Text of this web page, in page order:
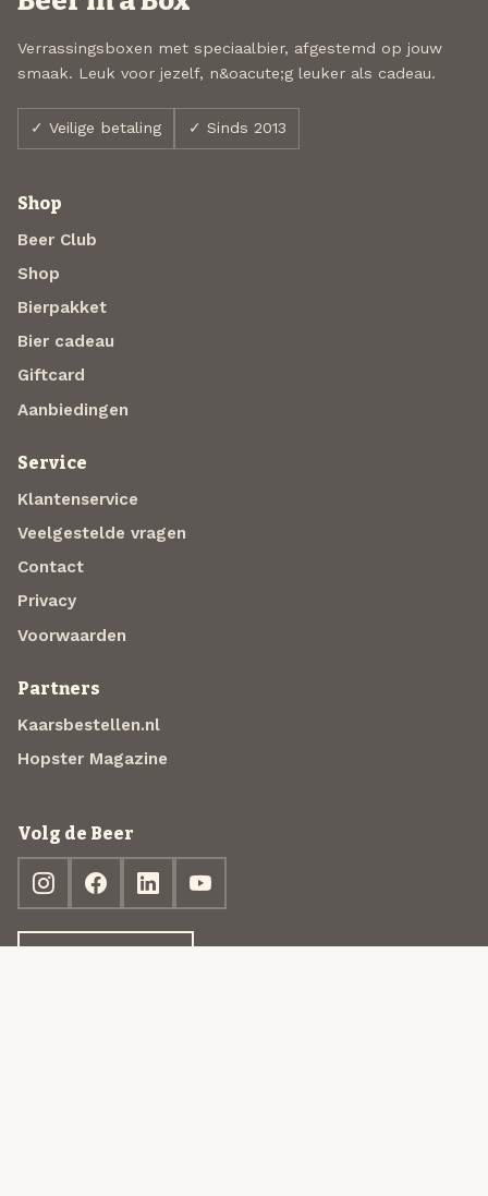
Verrassingsboxen met speciaalbier, afgestemd op jouw
smaak. Leuk voor jezelf, n&oacute;g leuker als cadeau.
✓ Veilige betaling ✓ Sinds 2013
Shop
Beer Club
Shop
Bierpakket
Bier cadeau
Giftcard
Aanbiedingen
Service
Klantenservice
Veelgestelde vragen
Contact
Privacy
Voorwaarden
Partners
Kaarsbestellen.nl
Hopster Magazine
Volg de Beer